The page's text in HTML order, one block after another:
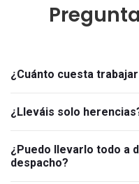
¿Cuánto cuesta
¿Lleváis solo
¿Puedo llevarlo todo a
despacho?